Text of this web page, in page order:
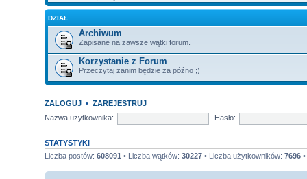
DZIAŁ
Archiwum
Zapisane na zawsze wątki forum.
Korzystanie z Forum
Przeczytaj zanim będzie za późno ;)
ZALOGUJ • ZAREJESTRUJ
Nazwa użytkownika:
Hasło:
STATYSTYKI
Liczba postów: 608091 • Liczba wątków: 30227 • Liczba użytkowników: 7696